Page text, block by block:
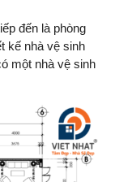
đến là phòng
kế nhà vệ sinh
một nhà vệ sinh